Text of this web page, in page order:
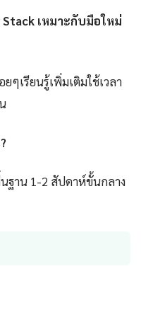
Stack เหมาะกับมือใหม่
ๆเรียนรู้เพิ่มเติมใช้เวลา
ฐาน 1-2 สัปดาห์ขั้นกลาง